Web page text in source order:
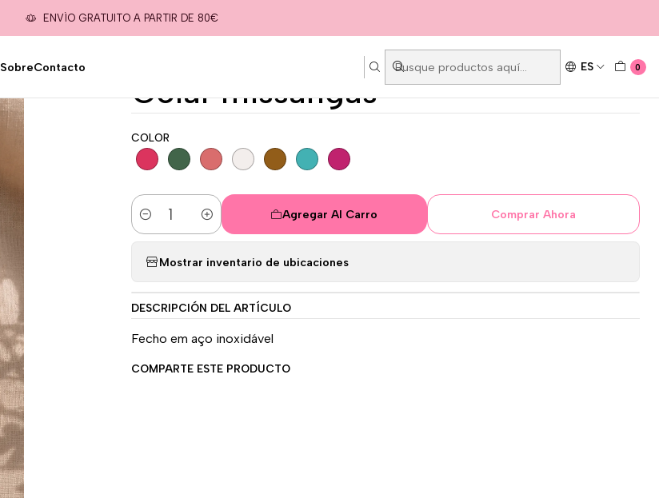
SobreContacto ES 0
ENVÍO GRATUITO A PARTIR DE 80€
Nuestro Catálogo Accesorios Colar missangas
Colar missangas
COLOR
Cantidad
Agregar Al Carro Comprar Ahora
Mostrar inventario de ubicaciones
DESCRIPCIÓN DEL ARTÍCULO
Fecho em aço inoxidável
COMPARTE ESTE PRODUCTO